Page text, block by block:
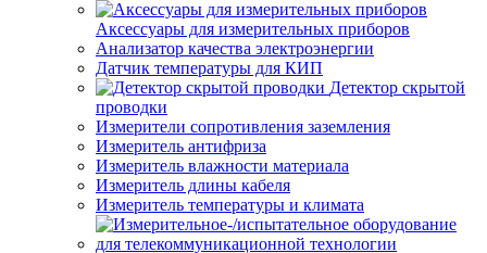
Аксессуары для измерительных приборов
Анализатор качества электроэнергии
Датчик температуры для КИП
Детектор скрытой
проводки
Измерители сопротивления заземления
Измеритель антифриза
Измеритель влажности материала
Измеритель длины кабеля
Измеритель температуры и климата